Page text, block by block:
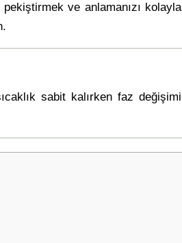
pekiştirmek ve anlamanızı
sabit kalırken faz